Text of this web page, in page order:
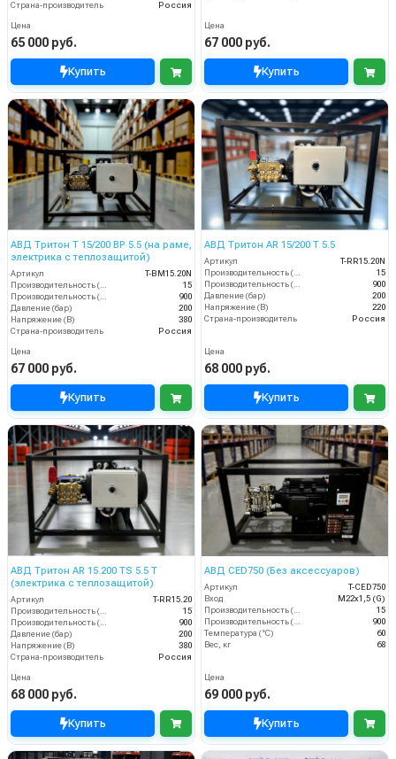
Страна-производитель
Россия
Цена
65 000 руб.
Купить
Цена
67 000 руб.
Купить
АВД Тритон T 15/200 ВР 5.5 (на раме,
электрика с теплозащитой)
Артикул
T-BM15.20N
Производительность (л/мин)
15
Производительность (л/ч)
900
Давление (бар)
200
Напряжение (В)
380
Страна-производитель
Россия
Цена
67 000 руб.
Купить
АВД Тритон AR 15/200 T 5.5
Артикул
T-RR15.20N
Производительность (л/мин)
15
Производительность (л/ч)
900
Давление (бар)
200
Напряжение (В)
220
Страна-производитель
Россия
Цена
68 000 руб.
Купить
АВД Тритон AR 15.200 TS 5.5 Т
(электрика с теплозащитой)
Артикул
T-RR15.20
15
900
Давление (бар)
200
Напряжение (В)
380
Страна-производитель
Россия
Цена
68 000 руб.
Купить
АВД CED750 (Без аксессуаров)
Артикул
T-CED750
Вход
M22х1,5 (G)
15
900
Температура (°C)
60
Вес, кг
68
Цена
69 000 руб.
Купить